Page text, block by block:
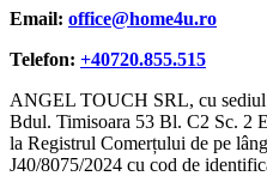
Email: office@home4u.ro
Telefon: +40720.855.515
ANGEL TOUCH SRL, cu
Bdul. Timisoara 53 Bl. C2 Sc. 2
la Registrul Comerțului de pe
J40/8075/2024 cu cod de